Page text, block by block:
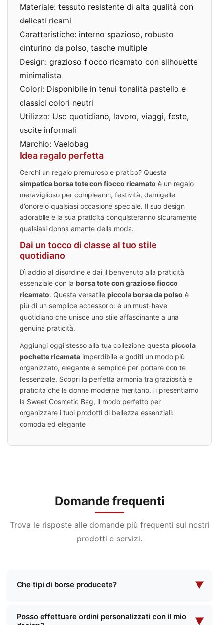
Materiale: tessuto resistente di alta qualità con
delicati ricami
Caratteristiche: interno spazioso, robusto
cinturino da polso, tasche multiple
Design: grazioso fiocco ricamato con silhouette
minimalista
Colori: Disponibile in tenui tonalità pastello e
classici colori neutri
Utilizzo: Uso quotidiano, lavoro, viaggi, feste,
uscite informali
Marchio: Vaelobag
Idea regalo perfetta
Cerchi un regalo premuroso e pratico? Questa
simpatica borsa tote con fiocco ricamato è un regalo
meraviglioso per compleanni, festività, damigelle
d’onore o qualsiasi occasione speciale. Il suo design
adorabile e la sua praticità conquisteranno sicuramente
qualsiasi donna amante della moda.
Dai un tocco di classe al tuo stile
quotidiano
Dì addio al disordine e dai il benvenuto alla praticità
essenziale con la borsa tote con grazioso fiocco
ricamato. Questa versatile piccola borsa da polso è
più di un semplice accessorio: è un must-have
quotidiano che unisce uno stile affascinante a una
genuina praticità.
Aggiungi oggi stesso alla tua collezione questa piccola
pochette ricamata imperdibile e goditi un modo più
organizzato, elegante e semplice per portare con te
l’essenziale. Scopri la perfetta armonia tra graziosità e
praticità che le donne moderne meritano.Ti presentiamo
la Sweet Cosmetic Bag, il modo perfetto per
organizzare i tuoi prodotti di bellezza essenziali:
comoda ed elegante
Domande frequenti
Trova le risposte alle domande più frequenti sui nostri
prodotti e servizi.
Che tipi di borse producete? ▼
gamma di borse, tra cui borse per cosmetici,
Posso effettuare ordini personalizzati con il mio
▼